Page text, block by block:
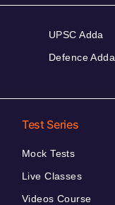
UPSC Adda
Defence Adda
Test Series
Mock Tests
Live Classes
Videos Course